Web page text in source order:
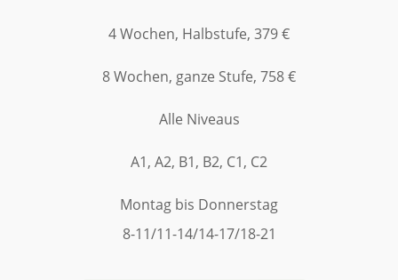
4 Wochen, Halbstufe, 379 €
8 Wochen, ganze Stufe, 758 €
Alle Niveaus
A1, A2, B1, B2, C1, C2
Montag bis Donnerstag
8-11/11-14/14-17/18-21